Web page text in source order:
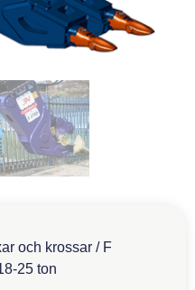
och krossar / F
25 ton